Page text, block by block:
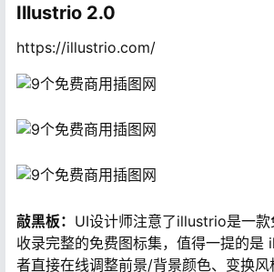
Illustrio 2.0
https://illustrio.com/
敲黑板： UI设计师注意了illustrio是一款
收录完整的免费图标集，值得一提的是
者直接在线调整前景/背景颜色、变换风